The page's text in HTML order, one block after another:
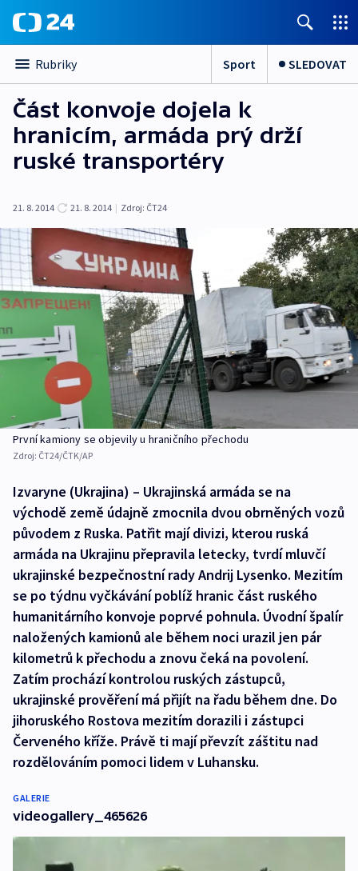
Rubriky Sport SLEDOVAT
Část konvoje dojela k
hranicím, armáda prý drží
ruské transportéry
21. 8. 2014 21. 8. 2014 | Zdroj: ČT24
První kamiony se objevily u hraničního přechodu
Zdroj: ČT24/ČTK/AP
Izvaryne (Ukrajina) – Ukrajinská armáda se na
východě země údajně zmocnila dvou obrněných vozů
původem z Ruska. Patřit mají divizi, kterou ruská
armáda na Ukrajinu přepravila letecky, tvrdí mluvčí
ukrajinské bezpečnostní rady Andrij Lysenko. Mezitím
se po týdnu vyčkávání poblíž hranic část ruského
humanitárního konvoje poprvé pohnula. Úvodní špalír
naložených kamionů ale během noci urazil jen pár
kilometrů k přechodu a znovu čeká na povolení.
Zatím prochází kontrolou ruských zástupců,
ukrajinské prověření má přijít na řadu během dne. Do
jihoruského Rostova mezitím dorazili i zástupci
Červeného kříže. Právě ti mají převzít záštitu nad
rozdělováním pomoci lidem v Luhansku.
GALERIE
videogallery_465626